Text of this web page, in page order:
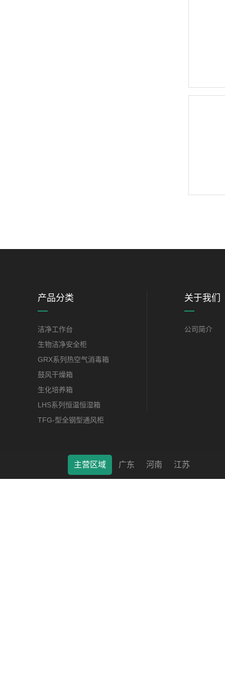
产品分类
洁净工作台
生物洁净安全柜
GRX系列热空气消毒箱
鼓风干燥箱
生化培养箱
LHS系列恒温恒湿箱
TFG-型全钢型通风柜
关于我们
公司简介
莱特（南通）科学仪器有限公司 © 2022 版权所有 备案号
主营区域 广东 河南 江苏